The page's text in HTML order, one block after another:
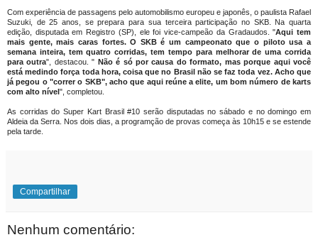
Com experiência de passagens pelo automobilismo europeu e japonês, o paulista Rafael
Suzuki, de 25 anos, se prepara para sua terceira participação no SKB. Na quarta
edição, disputada em Registro (SP), ele foi vice-campeão da Gradaudos. "Aqui tem
mais gente, mais caras fortes. O SKB é um campeonato que o piloto usa a
semana inteira, tem quatro corridas, tem tempo para melhorar de uma corrida
para outra", destacou. " Não é só por causa do formato, mas porque aqui você
está medindo força toda hora, coisa que no Brasil não se faz toda vez. Acho que
já pegou o "correr o SKB", acho que aqui reúne a elite, um bom número de karts
com alto nível", completou.
As corridas do Super Kart Brasil #10 serão disputadas no sábado e no domingo em
Aldeia da Serra. Nos dois dias, a programção de provas começa às 10h15 e se estende
pela tarde.
Compartilhar
Nenhum comentário: